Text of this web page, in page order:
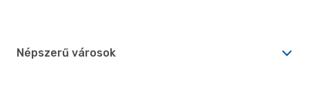
Népszerű városok